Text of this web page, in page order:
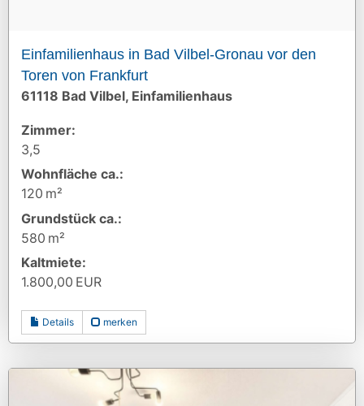
Einfamilienhaus in Bad Vilbel-Gronau vor den
Toren von Frankfurt
61118 Bad Vilbel, Einfamilienhaus
Zimmer:
3,5
Wohnfläche ca.:
120 m²
Grund­stück ca.:
580 m²
Kaltmiete:
1.800,00 EUR
Details merken